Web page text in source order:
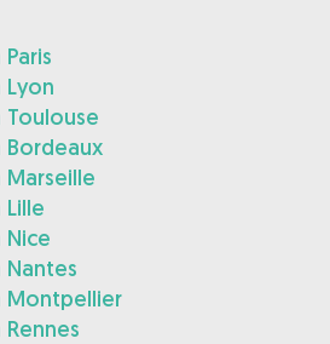
Montpellier